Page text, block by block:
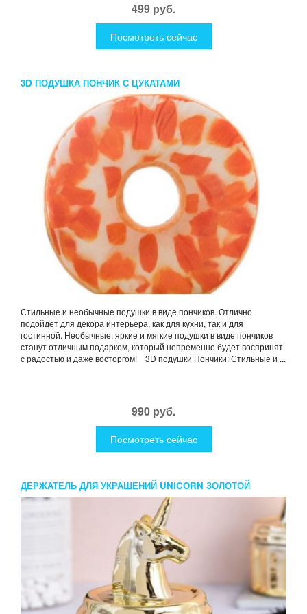
499 руб.
Посмотреть сейчас
3D ПОДУШКА ПОНЧИК С ЦУКАТАМИ
Стильные и необычные подушки в виде пончиков. Отлично
подойдет для декора интерьера, как для кухни, так и для
гостинной. Необычные, яркие и мягкие подушки в виде пончиков
станут отличным подарком, который непременно будет воспринят
с радостью и даже восторгом! 3D подушки Пончики: Стильные и ...
990 руб.
Посмотреть сейчас
ДЕРЖАТЕЛЬ ДЛЯ УКРАШЕНИЙ UNICORN ЗОЛОТОЙ